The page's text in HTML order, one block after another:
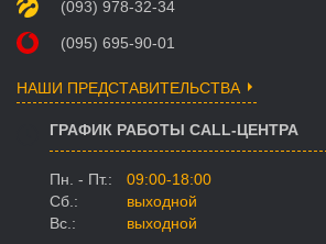
(093) 978-32-34
(095) 695-90-01
НАШИ ПРЕДСТАВИТЕЛЬСТВА
ГРАФИК РАБОТЫ CALL-ЦЕНТРА
Пн. - Пт.:
09:00-18:00
Сб.:
выходной
Вс.:
выходной